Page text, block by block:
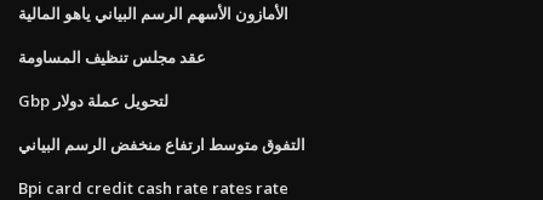
الأمازون الأسهم الرسم البياني ياهو المالية
عقد مجلس تنظيف المساومة
Gbp لتحويل عملة دولار
التفوق متوسط ​​ارتفاع منخفض الرسم البياني
Bpi card credit cash rate rates rate